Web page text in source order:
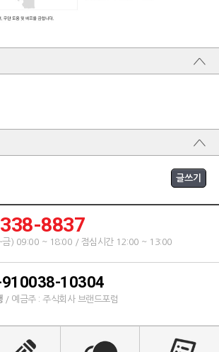
8837
금) 09:00 ~ 18:00 / 점심시간 12:00 ~ 13:00
10304
/ 예금주 : 주식회사 브랜드포럼